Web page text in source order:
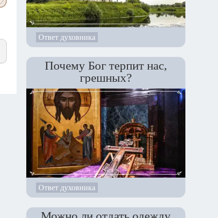
Ответ духовника
Почему Бог терпит нас,
грешных?
Ответ духовника